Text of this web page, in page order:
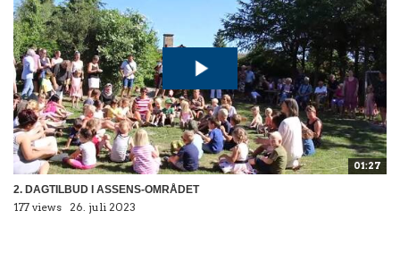
01:27
2. DAGTILBUD I ASSENS-OMRÅDET
177 views 26. juli 2023